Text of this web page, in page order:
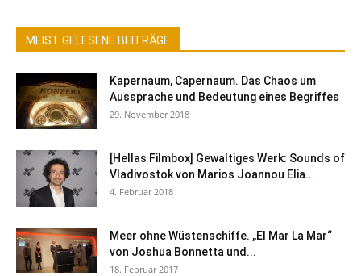
MEIST GELESENE BEITRÄGE
Kapernaum, Capernaum. Das Chaos um
Aussprache und Bedeutung eines Begriffes
29. November 2018
[Hellas Filmbox] Gewaltiges Werk: Sounds of
Vladivostok von Marios Joannou Elia...
4. Februar 2018
Meer ohne Wüstenschiffe. „El Mar La Mar“
von Joshua Bonnetta und...
18. Februar 2017